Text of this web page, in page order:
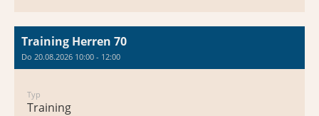
Training Herren 70
Do 20.08.2026 10:00 - 12:00
Typ
Training